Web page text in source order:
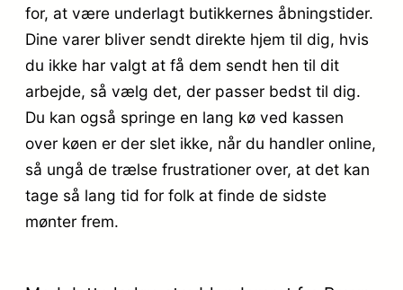
for, at være underlagt butikkernes åbningstider.
Dine varer bliver sendt direkte hjem til dig, hvis
du ikke har valgt at få dem sendt hen til dit
arbejde, så vælg det, der passer bedst til dig.
Du kan også springe en lang kø ved kassen
over køen er der slet ikke, når du handler online,
så ungå de trælse frustrationer over, at det kan
tage så lang tid for folk at finde de sidste
mønter frem.